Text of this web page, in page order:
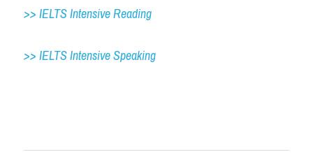
>> IELTS Intensive Reading
>> IELTS Intensive Speaking